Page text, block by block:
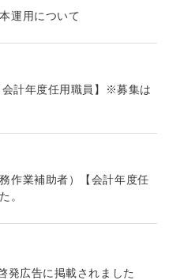
運用について
計年度任用職員】※募集は
作業補助者）【会計年度任
。
発広告に掲載されました